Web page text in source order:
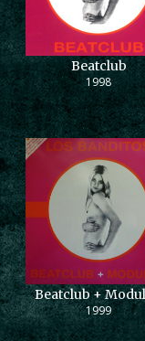
Beatclub
1998
Beatclub +
1999